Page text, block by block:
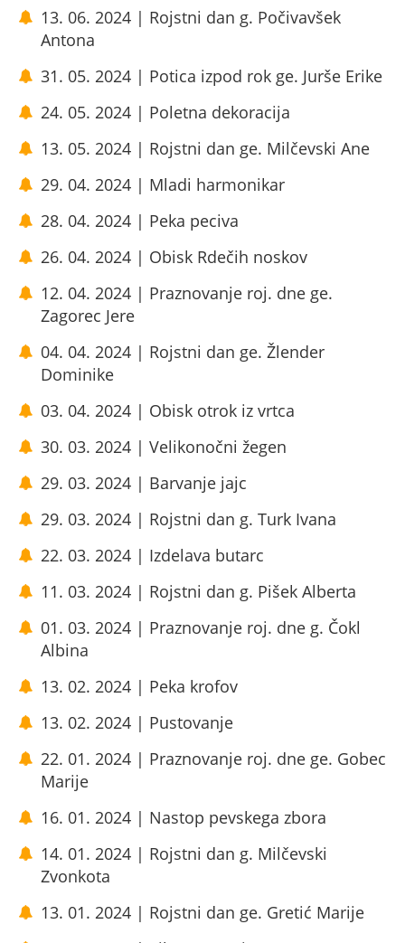
13. 06. 2024 | Rojstni dan g. Počivavšek
Antona
31. 05. 2024 | Potica izpod rok ge. Jurše Erike
24. 05. 2024 | Poletna dekoracija
13. 05. 2024 | Rojstni dan ge. Milčevski Ane
29. 04. 2024 | Mladi harmonikar
28. 04. 2024 | Peka peciva
26. 04. 2024 | Obisk Rdečih noskov
12. 04. 2024 | Praznovanje roj. dne ge.
Zagorec Jere
04. 04. 2024 | Rojstni dan ge. Žlender
Dominike
03. 04. 2024 | Obisk otrok iz vrtca
30. 03. 2024 | Velikonočni žegen
29. 03. 2024 | Barvanje jajc
29. 03. 2024 | Rojstni dan g. Turk Ivana
22. 03. 2024 | Izdelava butarc
11. 03. 2024 | Rojstni dan g. Pišek Alberta
01. 03. 2024 | Praznovanje roj. dne g. Čokl
Albina
13. 02. 2024 | Peka krofov
13. 02. 2024 | Pustovanje
22. 01. 2024 | Praznovanje roj. dne ge. Gobec
Marije
16. 01. 2024 | Nastop pevskega zbora
14. 01. 2024 | Rojstni dan g. Milčevski
Zvonkota
13. 01. 2024 | Rojstni dan ge. Gretić Marije